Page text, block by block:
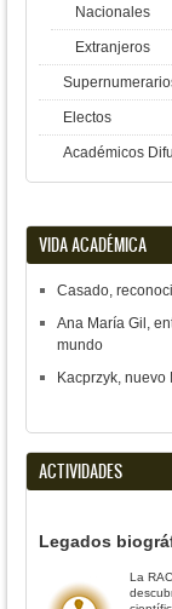
Nacionales
Extranjeros
Electos
Académicos
VIDA ACADÉMICA
Casado,
Ana María Gil,
mundo
Kacprzyk,
ACTIVIDADES
Legados
La